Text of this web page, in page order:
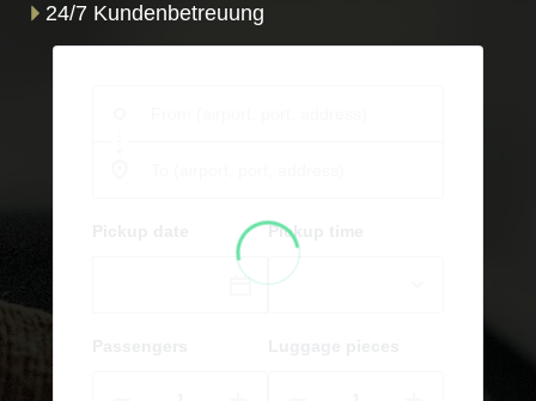
24/7 Kundenbetreuung
Pickup time